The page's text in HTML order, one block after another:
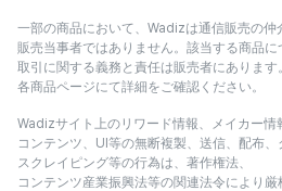
一部の商品において、Wadizは通信販売の仲
販売当事者ではありません。該当する商品に
取引に関する義務と責任は販売者にあります。
各商品ページにて詳細をご確認ください。
Wadizサイト上のリワード情報、メイカー情
コンテンツ、UI等の無断複製、送信、配布、
スクレイピング等の行為は、著作権法、
コンテンツ産業振興法等の関連法令により厳